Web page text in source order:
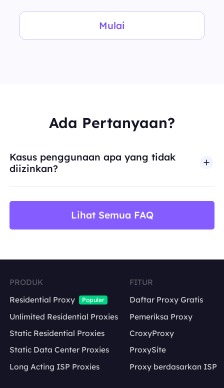
Mulai
Ada Pertanyaan?
Kasus penggunaan apa yang tidak
diizinkan?
Lihat Semua FAQ
PRODUK
Residential Proxy
Populer
Unlimited Residential Proxies
Static Residential Proxies
Static Data Center Proxies
Long Acting ISP Proxies
FITUR
Daftar Proxy Gratis
Pemeriksa Proxy
CroxyProxy
ProxySite
Proxy berdasarkan ISP